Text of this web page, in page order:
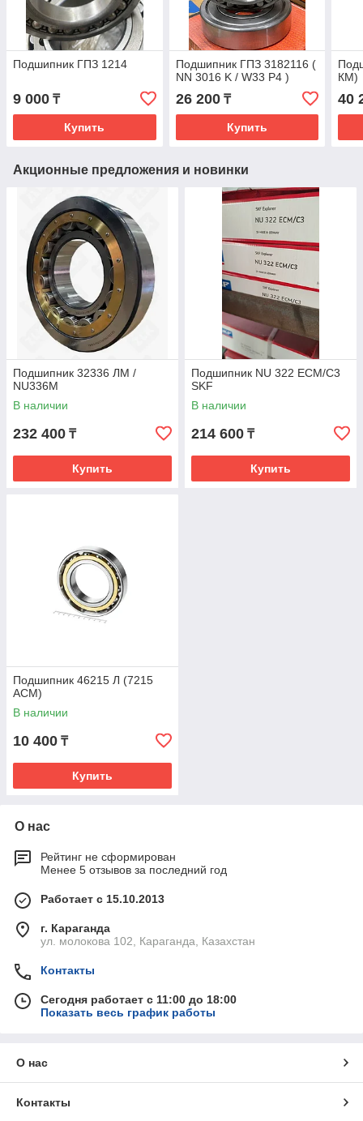
Подшипник ГПЗ 1214
9 000 ₸
Купить
Подшипник ГПЗ 3182116 (
NN 3016 K / W33 P4 )
26 200₸
Купить
КМ)
40
Акционные предложения и новинки
Подшипник 32336 ЛМ /
NU336M
В наличии
232 400 ₸
Купить
Подшипник NU 322 ECM/C3
SKF
В наличии
214 600 ₸
Купить
Подшипник 46215 Л (7215
ACM)
В наличии
10 400 ₸
Купить
О нас
Рейтинг не сформирован
Менее 5 отзывов за последний год
Работает с 15.10.2013
г. Караганда
ул. молокова 102, Караганда, Казахстан
Контакты
Сегодня работает с 11:00 до 18:00
Показать весь график работы
О нас
Контакты